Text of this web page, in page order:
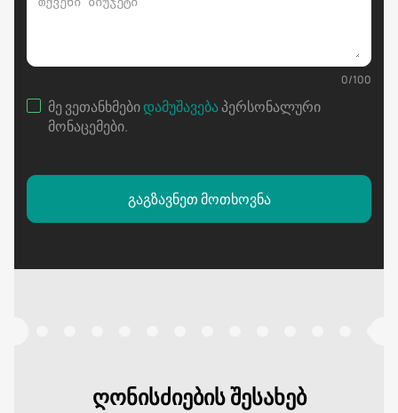
0/100
მე ვეთანხმებიდამუშავებაპერსონალური
მონაცემები.
გაგზავნეთ მოთხოვნა
ღონისძიების შესახებ